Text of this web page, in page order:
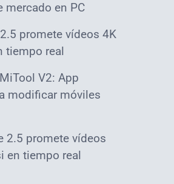
mercado en PC
promete vídeos 4K
tiempo real
V2: App
modificar móviles
2.5 promete vídeos
en tiempo real